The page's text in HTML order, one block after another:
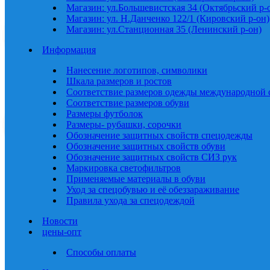
Магазин: ул.Большевистская 34 (Октябрьский р-
Магазин: ул. Н.Данченко 122/1 (Кировский р-он)
Магазин: ул.Станционная 35 (Ленинский р-он)
Информация
Нанесение логотипов, символики
Шкала размеров и ростов
Соответствие размеров одежды международной
Соответствие размеров обуви
Размеры футболок
Размеры- рубашки, сорочки
Обозначение защитных свойств спецодежды
Обозначение защитных свойств обуви
Обозначение защитных свойств СИЗ рук
Маркировка светофильтров
Применяемые материалы в обуви
Уход за спецобувью и её обеззараживание
Правила ухода за спецодеждой
Новости
цены-опт
Способы оплаты